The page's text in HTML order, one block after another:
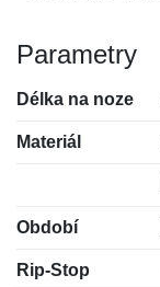
Parametry
Délka na noze
Materiál
Období
Rip-Stop